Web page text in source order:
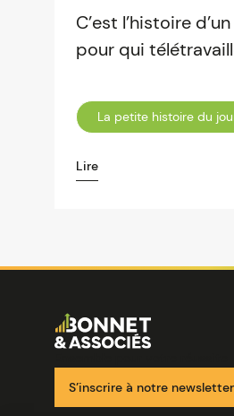
C’est l’histoire
pour qui
La petite histoire du
Lire
Image
S’inscrire à notre newsletter